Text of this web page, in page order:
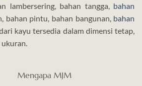
lambersering, bahan tangga, bahan
bahan pintu, bahan bangunan, bahan
dari kayu tersedia dalam dimensi tetap,
Mengapa MJM